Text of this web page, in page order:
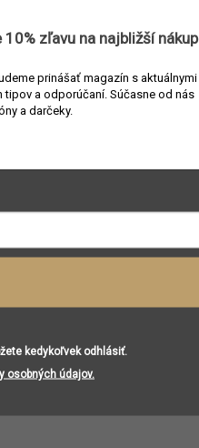
10% zľavu na najbližší nákup
prinášať magazín s aktuálnymi
tipov a odporúčaní. Súčasne od nás
a darčeky.
kedykoľvek odhlásiť.
osobných údajov.